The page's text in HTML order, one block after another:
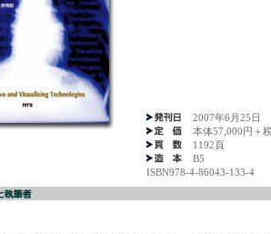
2007年6月25日
本体57,000円＋
1192頁
B5
ISBN978-4-86043-133-4